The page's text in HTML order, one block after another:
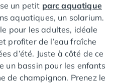
un petit parc aquatique
aquatiques, un solarium.
pour les adultes, idéale
profiter de l’eau fraîche
d’été. Juste à côté de ce
un bassin pour les enfants
de champignon. Prenez le